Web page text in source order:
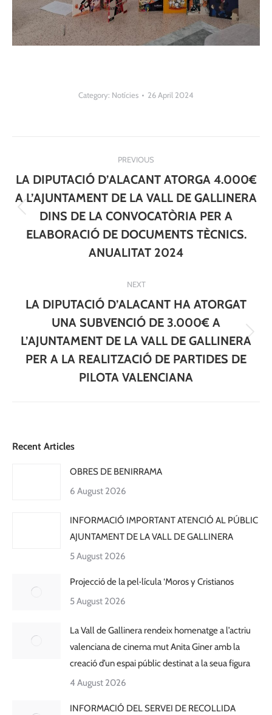
Category: Notícies 26 April 2024
navigation
PREVIOUS
Previous
post:
LA DIPUTACIÓ D’ALACANT ATORGA 4.000€
A L’AJUNTAMENT DE LA VALL DE GALLINERA
DINS DE LA CONVOCATÒRIA PER A
ELABORACIÓ DE DOCUMENTS TÈCNICS.
ANUALITAT 2024
NEXT
Next
post:
LA DIPUTACIÓ D’ALACANT HA ATORGAT
UNA SUBVENCIÓ DE 3.000€ A
L’AJUNTAMENT DE LA VALL DE GALLINERA
PER A LA REALITZACIÓ DE PARTIDES DE
PILOTA VALENCIANA
Recent Articles
OBRES DE BENIRRAMA
6 August 2026
INFORMACIÓ IMPORTANT ATENCIÓ AL PÚBLIC
AJUNTAMENT DE LA VALL DE GALLINERA
5 August 2026
Projecció de la pel·lícula ‘Moros y Cristianos
5 August 2026
La Vall de Gallinera rendeix homenatge a l’actriu
valenciana de cinema mut Anita Giner amb la
creació d’un espai públic destinat a la seua figura
4 August 2026
INFORMACIÓ DEL SERVEI DE RECOLLIDA